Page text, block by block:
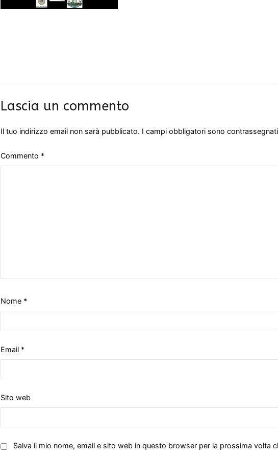
Lascia un commento
Il tuo indirizzo email non sarà pubblicato. I campi obbligatori sono
Commento *
Nome *
Email *
Sito web
Salva il mio nome, email e sito web in questo browser per la prossima volta